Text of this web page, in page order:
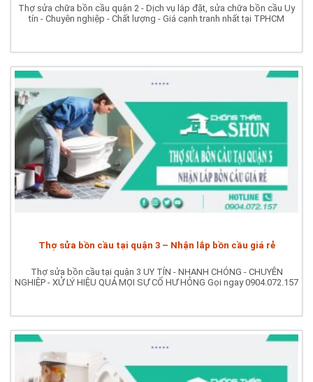
Thợ sửa chữa bồn cầu quận 2 - Dịch vụ lắp đặt, sửa chữa bồn cầu Uy
tín - Chuyên nghiệp - Chất lượng - Giá cạnh tranh nhất tại TPHCM
Thợ sửa bồn cầu tại quận 3 – Nhận lắp bồn cầu giá rẻ
Thợ sửa bồn cầu tại quận 3 UY TÍN - NHANH CHÓNG - CHUYÊN
NGHIỆP - XỬ LÝ HIỆU QUẢ MỌI SỰ CỐ HƯ HỎNG Gọi ngay 0904.072.157